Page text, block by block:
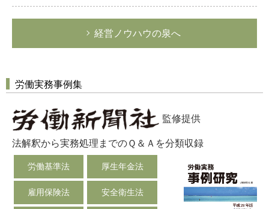
経営ノウハウの泉へ
労働実務事例集
監修提供
法解釈から実務処理までのＱ＆Ａを分類収録
労働基準法 厚生年金法
雇用保険法 安全衛生法